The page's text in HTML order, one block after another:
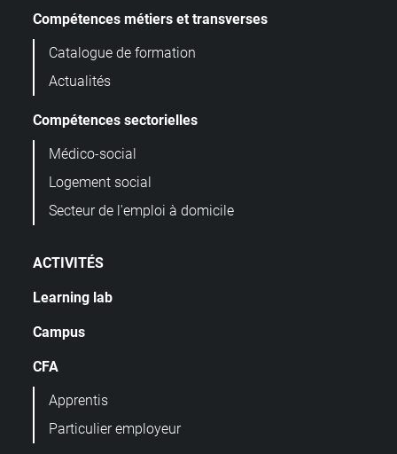
Compétences métiers et transverses
Catalogue de formation
Actualités
Compétences sectorielles
Médico-social
Logement social
Secteur de l'emploi à domicile
ACTIVITÉS
Learning lab
Campus
CFA
Apprentis
Particulier employeur